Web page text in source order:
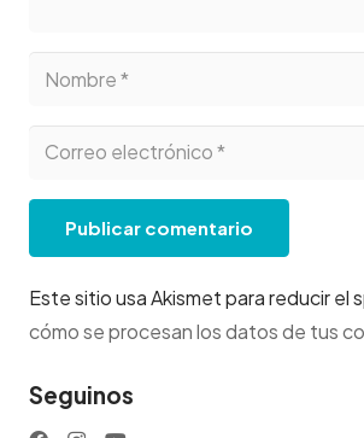
Publicar comentario
Este sitio usa Akismet para reducir el
cómo se procesan los datos de tus
Seguinos